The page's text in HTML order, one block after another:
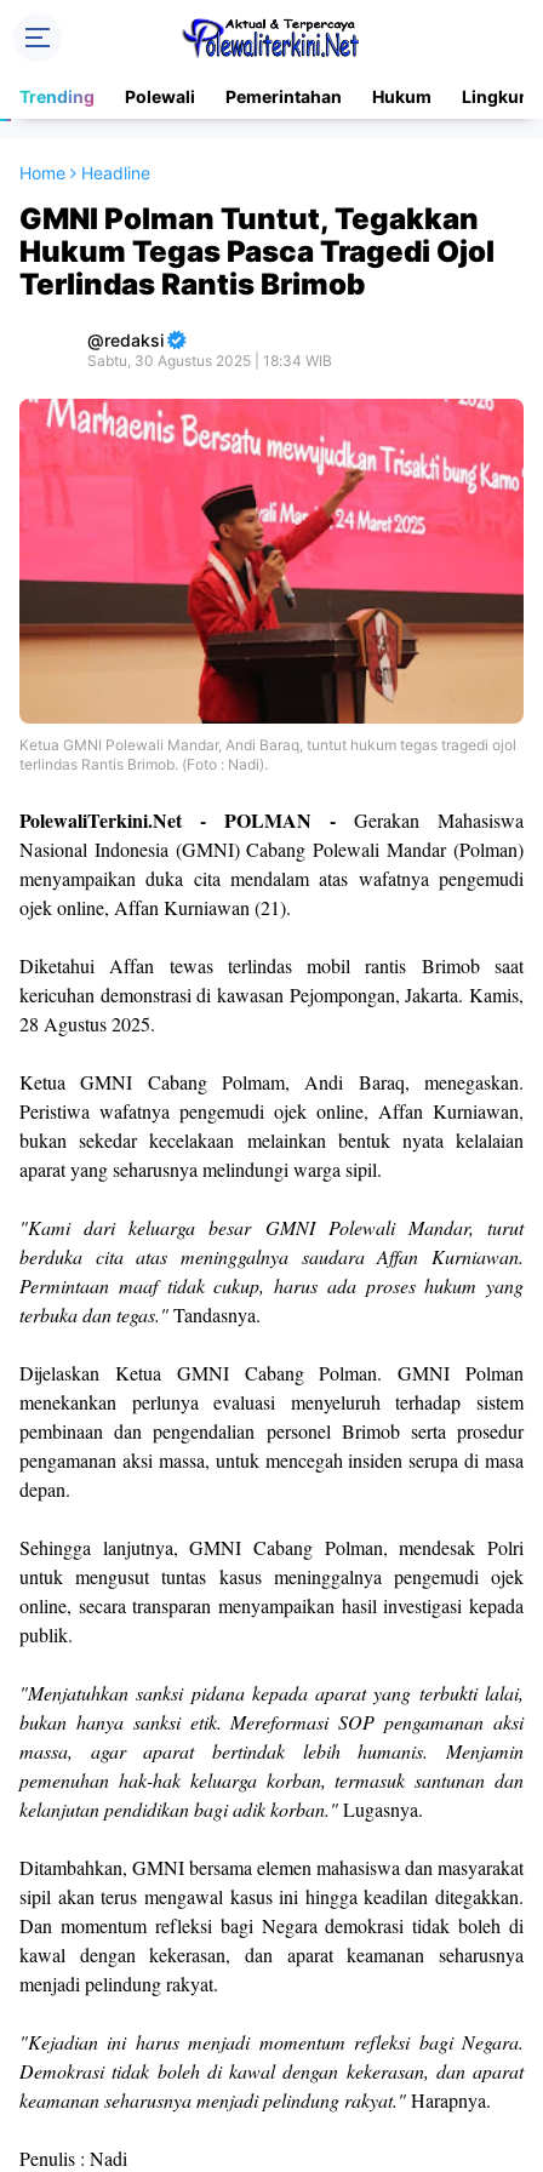
Trending Polewali Pemerintahan Hukum
Home Headline
GMNI Polman Tuntut, Tegakkan
Hukum Tegas Pasca Tragedi Ojol
Terlindas Rantis Brimob
redaksi
Sabtu, 30 Agustus 2025 | 18:34 WIB
Ketua GMNI Polewali Mandar, Andi Baraq, tuntut hukum tegas tragedi ojol
terlindas Rantis Brimob. (Foto : Nadi).
PolewaliTerkini.Net - POLMAN - Gerakan Mahasiswa
Nasional Indonesia (GMNI) Cabang Polewali Mandar (Polman)
menyampaikan duka cita mendalam atas wafatnya pengemudi
ojek online, Affan Kurniawan (21).
Diketahui Affan tewas terlindas mobil rantis Brimob saat
kericuhan demonstrasi di kawasan Pejompongan, Jakarta. Kamis,
28 Agustus 2025.
Ketua GMNI Cabang Polmam, Andi Baraq, menegaskan.
Peristiwa wafatnya pengemudi ojek online, Affan Kurniawan,
bukan sekedar kecelakaan melainkan bentuk nyata kelalaian
aparat yang seharusnya melindungi warga sipil.
"Kami dari keluarga besar GMNI Polewali Mandar, turut
berduka cita atas meninggalnya saudara Affan Kurniawan.
Permintaan maaf tidak cukup, harus ada proses hukum yang
terbuka dan tegas."Tandasnya.
Dijelaskan Ketua GMNI Cabang Polman. GMNI Polman
menekankan perlunya evaluasi menyeluruh terhadap sistem
pembinaan dan pengendalian personel Brimob serta prosedur
pengamanan aksi massa, untuk mencegah insiden serupa di masa
depan.
Sehingga lanjutnya, GMNI Cabang Polman, mendesak Polri
untuk mengusut tuntas kasus meninggalnya pengemudi ojek
online, secara transparan menyampaikan hasil investigasi kepada
publik.
"Menjatuhkan sanksi pidana kepada aparat yang terbukti lalai,
bukan hanya sanksi etik. Mereformasi SOP pengamanan aksi
massa, agar aparat bertindak lebih humanis. Menjamin
pemenuhan hak-hak keluarga korban, termasuk santunan dan
kelanjutan pendidikan bagi adik korban."Lugasnya.
Ditambahkan, GMNI bersama elemen mahasiswa dan masyarakat
sipil akan terus mengawal kasus ini hingga keadilan ditegakkan.
Dan momentum refleksi bagi Negara demokrasi tidak boleh di
kawal dengan kekerasan, dan aparat keamanan seharusnya
menjadi pelindung rakyat.
"Kejadian ini harus menjadi momentum refleksi bagi Negara.
Demokrasi tidak boleh di kawal dengan kekerasan, dan aparat
keamanan seharusnya menjadi pelindung rakyat."Harapnya.
Penulis : Nadi